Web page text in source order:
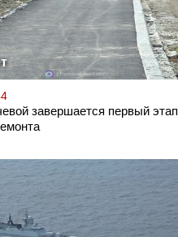
завершается первый этап